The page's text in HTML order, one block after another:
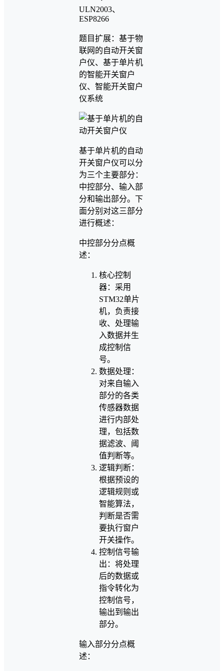
ULN2003、
ESP8266
题目扩展：基于物
联网的自动开关窗
户仪、基于单片机
的智能开关窗户
仪、智能开关窗户
仪系统
基于单片机的自动
开关窗户仪可以分
为三个主要部分：
中控部分、输入部
分和输出部分。下
面分别对这三部分
进行概述：
中控部分分点概
述：
核心控制
器：采用
STM32单片
机，负责接
收、处理输
入数据并生
成控制信
号。
数据处理：
对来自输入
部分的各类
传感器数据
进行内部处
理，包括数
据滤波、阈
值判断等。
逻辑判断：
根据预设的
逻辑规则或
智能算法，
判断是否需
要执行窗户
开关操作。
控制信号输
出：将处理
后的数据或
指令转化为
控制信号，
输出到输出
部分。
输入部分分点概
述：